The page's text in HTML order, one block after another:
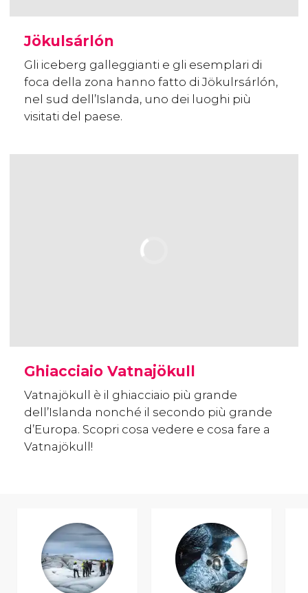
Jökulsárlón
Gli iceberg galleggianti e gli esemplari di
foca della zona hanno fatto di Jökulrsárlón,
nel sud dell’Islanda, uno dei luoghi più
visitati del paese.
Ghiacciaio Vatnajökull
Vatnajökull è il ghiacciaio più grande
dell’Islanda nonché il secondo più grande
d’Europa. Scopri cosa vedere e cosa fare a
Vatnajökull!